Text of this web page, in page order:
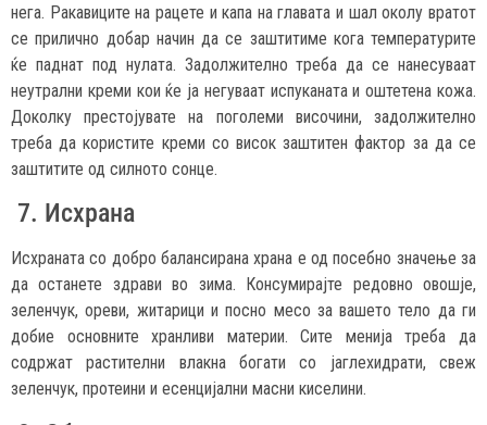
нега. Ракавиците на рацете и капа на главата и шал околу вратот
се прилично добар начин да се заштитиме кога температурите
ќе паднат под нулата. Задолжително треба да се нанесуваат
неутрални креми кои ќе ја негуваат испуканата и оштетена кожа.
Доколку престојувате на поголеми височини, задолжително
треба да користите креми со висок заштитен фактор за да се
заштитите од силното сонце.
7. Исхрана
Исхраната со добро балансирана храна е од посебно значење за
да останете здрави во зима. Консумирајте редовно овошје,
зеленчук, ореви, житарици и посно месо за вашето тело да ги
добие основните хранливи материи. Сите менија треба да
содржат растителни влакна богати со јаглехидрати, свеж
зеленчук, протеини и есенцијални масни киселини.